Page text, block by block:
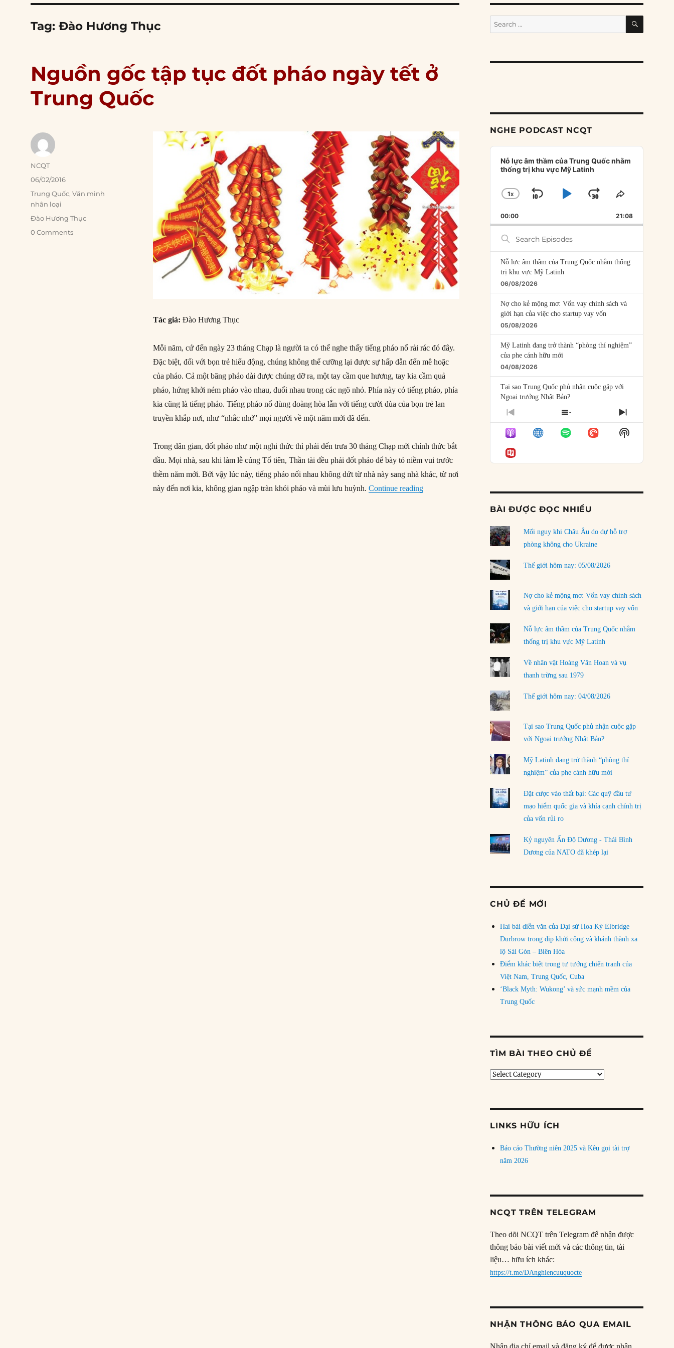
Tag:Đào Hương Thục
Nguồn gốc tập tục đốt pháo ngày tết ở
Trung Quốc
Tác giả: Đào Hương Thục
Mỗi năm, cứ đến ngày 23 tháng Chạp là người ta có thể nghe thấy tiếng pháo nổ rải rác đó đây.
Đặc biệt, đối với bọn trẻ hiếu động, chúng không thể cưỡng lại được sự hấp dẫn đến mê hoặc
của pháo. Cả một băng pháo dài được chúng dỡ ra, một tay cầm que hương, tay kia cầm quả
pháo, hứng khởi ném pháo vào nhau, đuổi nhau trong các ngõ nhỏ. Phía này có tiếng pháo, phía
kia cũng là tiếng pháo. Tiếng pháo nổ đùng đoàng hòa lẫn với tiếng cười đùa của bọn trẻ lan
truyền khắp nơi, như “nhắc nhở” mọi người về một năm mới đã đến.
Trong dân gian, đốt pháo như một nghi thức thì phải đến trưa 30 tháng Chạp mới chính thức bắt
đầu. Mọi nhà, sau khi làm lễ cúng Tổ tiên, Thần tài đều phải đốt pháo để bày tỏ niềm vui trước
thềm năm mới. Bởi vậy lúc này, tiếng pháo nối nhau không dứt từ nhà này sang nhà khác, từ nơi
này đến nơi kia, không gian ngập tràn khói pháo và mùi lưu huỳnh.Continue reading“Nguồn gốc tập tục đốt pháo ngày tết ở Trung Quốc”
Author
NCQT
Posted
06/02/2016
Categories
Trung Quốc,Văn minh
nhân loại
Tags
Đào Hương Thục
0 Comments
Search
for:
SEARCH
NGHE PODCAST NCQT
Audio
Player
Nỗ lực âm thầm của Trung Quốc nhằm
thống trị khu vực Mỹ Latinh
CHANGE
RATE
1X
SKIP
BACKWARD
PLAYJUMP
FORWARD
SHARE
EPISODE
00:00 21:08
Search
Episodes
Nỗ lực âm thầm của Trung Quốc nhằm thống
trị khu vực Mỹ Latinh
06/08/2026
Nợ cho kẻ mộng mơ: Vốn vay chính sách và
giới hạn của việc cho startup vay vốn
05/08/2026
Mỹ Latinh đang trở thành “phòng thí nghiệm”
của phe cánh hữu mới
04/08/2026
Tại sao Trung Quốc phủ nhận cuộc gặp với
Ngoại trưởng Nhật Bản?
04/08/2026
Điểm mù chiến lược của Trump tại Thái Bình
Dương
03/08/2026
rủi ro
01/08/2026
31/07/2026
phải chịu đựng?
30/07/2026
Tập tìm cách chôn vùi bê bối chấn động vòng
tròn thân cận của mình
LOAD MORE
PREVIOUS
EPISODE
SHOW
EPISODES
LIST
NEXT
EPISODE
Show
Podcast
BÀI ĐƯỢC ĐỌC NHIỀU
Mối nguy khi Châu Âu do dự hỗ trợ
phòng không cho Ukraine
Thế giới hôm nay: 05/08/2026
Nợ cho kẻ mộng mơ: Vốn vay chính sách
và giới hạn của việc cho startup vay vốn
Nỗ lực âm thầm của Trung Quốc nhằm
thống trị khu vực Mỹ Latinh
Về nhân vật Hoàng Văn Hoan và vụ
thanh trừng sau 1979
Thế giới hôm nay: 04/08/2026
Tại sao Trung Quốc phủ nhận cuộc gặp
với Ngoại trưởng Nhật Bản?
Mỹ Latinh đang trở thành “phòng thí
nghiệm” của phe cánh hữu mới
Đặt cược vào thất bại: Các quỹ đầu tư
mạo hiểm quốc gia và khía cạnh chính trị
của vốn rủi ro
Kỷ nguyên Ấn Độ Dương - Thái Bình
Dương của NATO đã khép lại
CHỦ ĐỀ MỚI
Hai bài diễn văn của Đại sứ Hoa Kỳ Elbridge
Durbrow trong dịp khởi công và khánh thành xa
lộ Sài Gòn – Biên Hòa
Điểm khác biệt trong tư tưởng chiến tranh của
Việt Nam, Trung Quốc, Cuba
‘Black Myth: Wukong’ và sức mạnh mềm của
Trung Quốc
TÌM BÀI THEO CHỦ ĐỀ
Tìm
LINKS HỮU ÍCH
Báo cáo Thường niên 2025 và Kêu gọi tài trợ
năm 2026
NCQT TRÊN TELEGRAM
Theo dõi NCQT trên Telegram để nhận được
thông báo bài viết mới và các thông tin, tài
liệu… hữu ích khác:
https://t.me/DAnghiencuuquocte
NHẬN THÔNG BÁO QUA EMAIL